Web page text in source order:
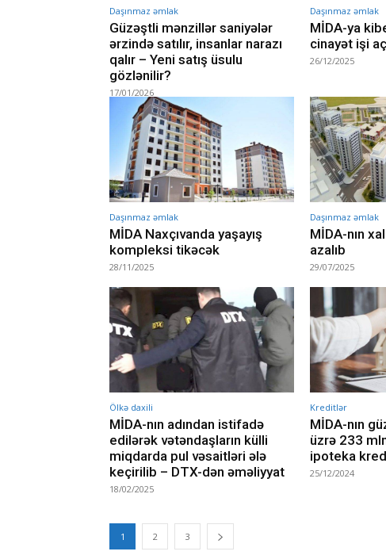
Daşınmaz əmlak
Güzəştli mənzillər saniyələr
ərzində satılır, insanlar narazı
qalır – Yeni satış üsulu
gözlənilir?
17/01/2026
Daşınmaz əmlak
MİDA-ya
cinayət işi
26/12/2025
Daşınmaz əmlak
MİDA Naxçıvanda yaşayış
kompleksi tikəcək
28/11/2025
Daşınmaz əmlak
MİDA-nın
azalıb
29/07/2025
Ölkə daxili
MİDA-nın adından istifadə
edilərək vətəndaşların külli
miqdarda pul vəsaitləri ələ
keçirilib – DTX-dən əməliyyat
18/02/2025
Kreditlər
MİDA-nın
üzrə 233
ipoteka
25/12/2024
1 2 3